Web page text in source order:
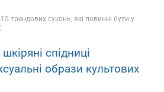
спідниці
образи культових